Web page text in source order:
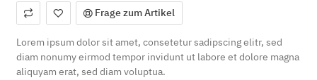
Frage zum Artikel
Lorem ipsum dolor sit amet, consetetur sadipscing elitr, sed
diam nonumy eirmod tempor invidunt ut labore et dolore magna
aliquyam erat, sed diam voluptua.